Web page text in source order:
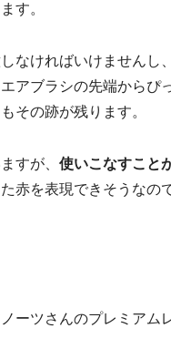
す。
なければいけませんし
エアブラシの先端から
その跡が残ります。
すが、 使いこなすこと
赤を表現できそうなの
ーツさんのプレミアム